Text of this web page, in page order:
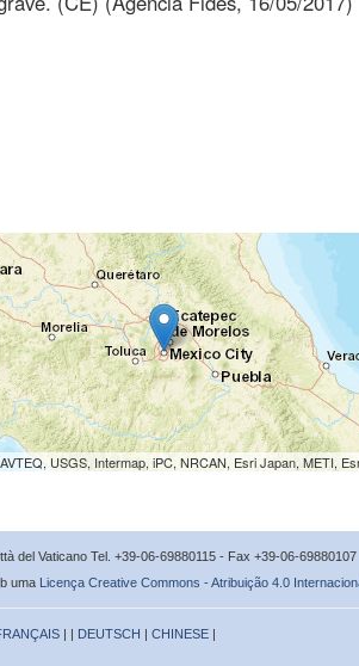
USGS, Intermap, iPC, NRCAN, Esri Japan, METI,
del Vaticano Tel. +39-06-69880115 - Fax +39-06-69880107
uma Licença Creative Commons - Atribuição 4.0
| | DEUTSCH | CHINESE |